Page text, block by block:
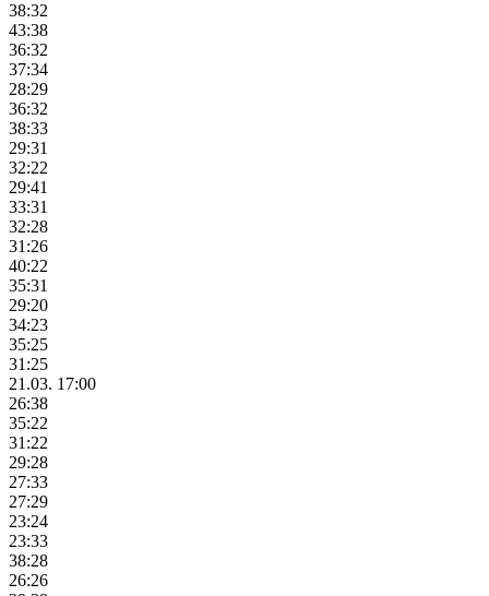
38:32
43:38
36:32
37:34
28:29
36:32
38:33
29:31
32:22
29:41
33:31
32:28
31:26
40:22
35:31
29:20
34:23
35:25
31:25
21.03. 17:00
26:38
35:22
31:22
29:28
27:33
27:29
23:24
23:33
38:28
26:26